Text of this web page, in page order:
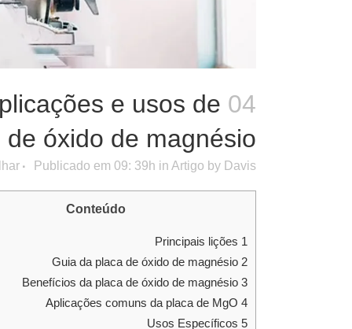
04 julho
e usos de
de óxido de magnésio
Publicado em 09: 39h in Artigo by Davis
Conteúdo
1
2
3
4
5